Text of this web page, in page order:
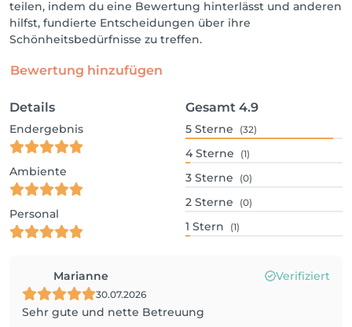
teilen, indem du eine Bewertung hinterlässt und anderen
hilfst, fundierte Entscheidungen über ihre
Schönheitsbedürfnisse zu treffen.
Bewertung hinzufügen
Details
Endergebnis
Ambiente
Personal
Gesamt 4.9
5 Sterne (32)
4 Sterne (1)
3 Sterne (0)
2 Sterne (0)
1 Stern (1)
Marianne Verifiziert
30.07.2026
Sehr gute und nette Betreuung